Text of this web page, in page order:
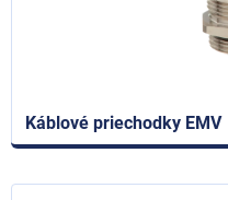
Káblové priechodky EMV